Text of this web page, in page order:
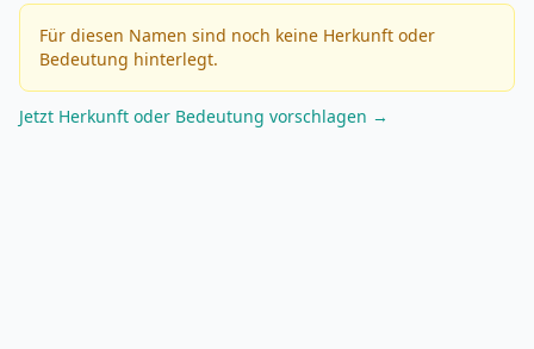
Für diesen Namen sind noch keine Herkunft oder
Bedeutung hinterlegt.
Jetzt Herkunft oder Bedeutung vorschlagen →